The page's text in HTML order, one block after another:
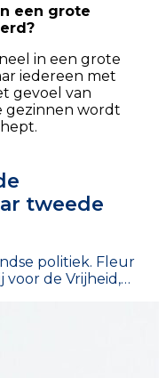
een grote
in een grote
iedereen met
gevoel van
gezinnen wordt
tweede
politiek. Fleur
voor de Vrijheid,…